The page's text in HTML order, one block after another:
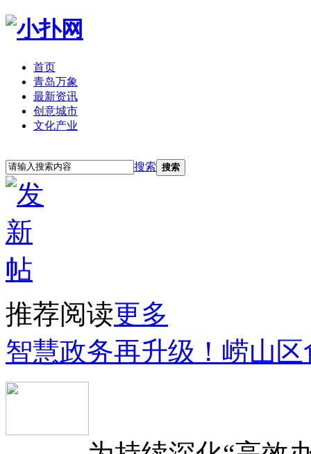
首页
青岛万象
最新资讯
创意城市
文化产业
搜索 搜索
推荐阅读更多
智慧政务再升级！崂山